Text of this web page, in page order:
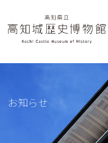
お知らせ